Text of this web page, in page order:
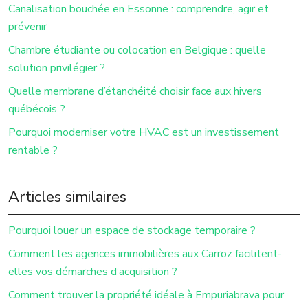
Canalisation bouchée en Essonne : comprendre, agir et
prévenir
Chambre étudiante ou colocation en Belgique : quelle
solution privilégier ?
Quelle membrane d’étanchéité choisir face aux hivers
québécois ?
Pourquoi moderniser votre HVAC est un investissement
rentable ?
Articles similaires
Pourquoi louer un espace de stockage temporaire ?
Comment les agences immobilières aux Carroz facilitent-
elles vos démarches d’acquisition ?
Comment trouver la propriété idéale à Empuriabrava pour